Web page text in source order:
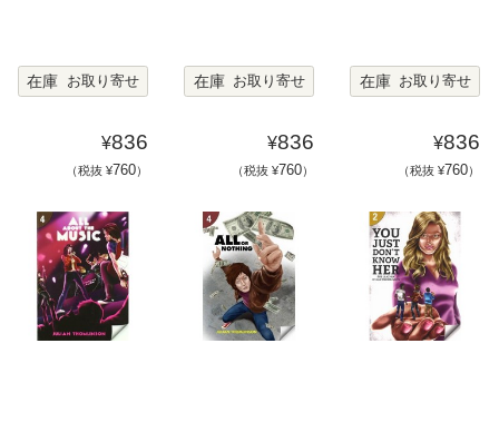
在庫 お取り寄せ
¥836
（税抜 ¥760）
在庫 お取り寄せ
¥836
（税抜 ¥760）
在庫 お取り寄せ
¥836
（税抜 ¥760）